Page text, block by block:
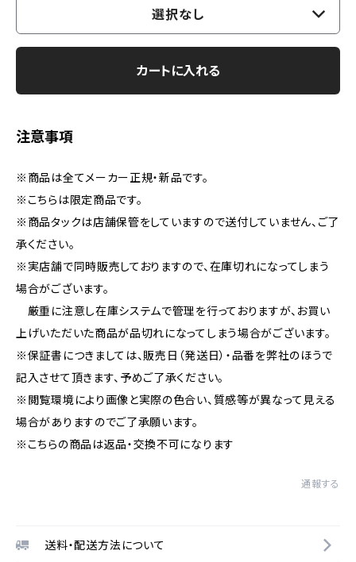
選択なし
カートに入れる
注意事項
※商品は全てメーカー正規・新品です。
※こちらは限定商品です。
※商品タックは店舗保管をしていますので送付していません、ご了
承ください。
※実店舗で同時販売しておりますので、在庫切れになってしまう
場合がございます。
厳重に注意し在庫システムで管理を行っておりますが、お買い
上げいただいた商品が品切れになってしまう場合がございます。
※保証書につきましては、販売日（発送日）・品番を弊社のほうで
記入させて頂きます、予めご了承ください。
※閲覧環境により画像と実際の色合い、質感等が異なって見える
場合がありますのでご了承願います。
※こちらの商品は返品・交換不可になります
通報する
送料・配送方法について